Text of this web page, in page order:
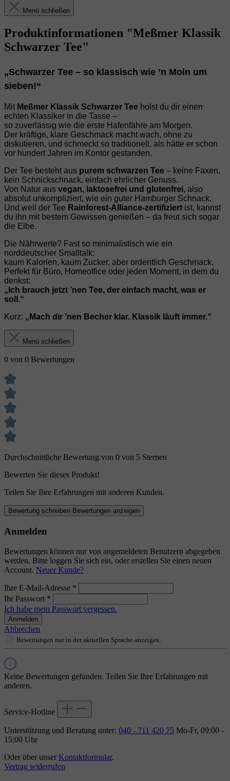
Menü schließen
Produktinformationen "Meßmer Klassik
Schwarzer Tee"
„Schwarzer Tee – so klassisch wie ’n Moin um
sieben!“
Mit Meßmer Klassik Schwarzer Tee holst du dir einen
echten Klassiker in die Tasse –
so zuverlässig wie die erste Hafenfähre am Morgen.
Der kräftige, klare Geschmack macht wach, ohne zu
diskutieren, und schmeckt so traditionell, als hätte er schon
vor hundert Jahren im Kontor gestanden.
Der Tee besteht aus purem schwarzen Tee – keine Faxen,
kein Schnickschnack, einfach ehrlicher Genuss.
Von Natur aus vegan, laktosefrei und glutenfrei, also
absolut unkompliziert, wie ein guter Hamburger Schnack.
Und weil der Tee Rainforest‑Alliance‑zertifiziert ist, kannst
du ihn mit bestem Gewissen genießen – da freut sich sogar
die Elbe.
Die Nährwerte? Fast so minimalistisch wie ein
norddeutscher Smalltalk:
kaum Kalorien, kaum Zucker, aber ordentlich Geschmack.
Perfekt für Büro, Homeoffice oder jeden Moment, in dem du
denkst:
„Ich brauch jetzt ’nen Tee, der einfach macht, was er
soll.“
Kurz: „Mach dir ’nen Becher klar. Klassik läuft immer.“
Menü schließen
0 von 0 Bewertungen
Durchschnittliche Bewertung von 0 von 5 Sternen
Bewerten Sie dieses Produkt!
Teilen Sie Ihre Erfahrungen mit anderen Kunden.
Bewertung schreiben Bewertungen anzeigen
Anmelden
Bewertungen können nur von angemeldeten Benutzern abgegeben
werden. Bitte loggen Sie sich ein, oder erstellen Sie einen neuen
Account. Neuer Kunde?
Ihre E-Mail-Adresse *
Ihr Passwort *
Ich habe mein Passwort vergessen.
Anmelden
Abbrechen
Bewertungen nur in der aktuellen Sprache anzeigen.
Keine Bewertungen gefunden. Teilen Sie Ihre Erfahrungen mit
anderen.
Service-Hotline
Unterstützung und Beratung unter: 040 - 711 420 75 Mo-Fr, 09:00 -
15:00 Uhr
Oder über unser Kontaktformular.
Vertrag widerrufen